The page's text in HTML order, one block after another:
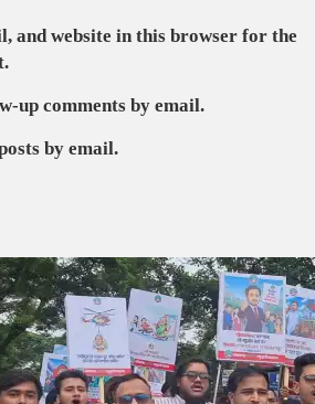
and website in this browser for the
up comments by email.
by email.